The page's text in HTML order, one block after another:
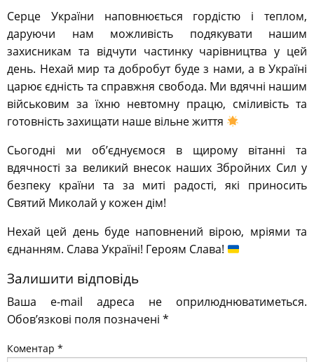
Серце України наповнюється гордістю і теплом,
даруючи нам можливість подякувати нашим
захисникам та відчути частинку чарівництва у цей
день. Нехай мир та добробут буде з нами, а в Україні
царює єдність та справжня свобода. Ми вдячні нашим
військовим за їхню невтомну працю, сміливість та
готовність захищати наше вільне життя
Сьогодні ми об’єднуємося в щирому вітанні та
вдячності за великий внесок наших Збройних Сил у
безпеку країни та за миті радості, які приносить
Святий Миколай у кожен дім!
Нехай цей день буде наповнений вірою, мріями та
єднанням. Слава Україні! Героям Слава!
Залишити відповідь
Ваша e-mail адреса не оприлюднюватиметься.
Обов’язкові поля позначені *
Коментар *